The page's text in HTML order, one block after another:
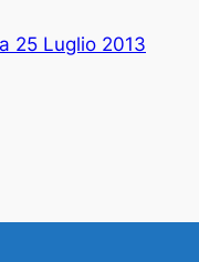
25 Luglio 2013